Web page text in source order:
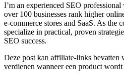
I’m an experienced SEO
over 100 businesses rank higher
e-commerce stores and SaaS. As the
specialize in practical, proven
SEO success.
Deze post kan affiliate-links bevatten
verdienen wanneer een product wordt